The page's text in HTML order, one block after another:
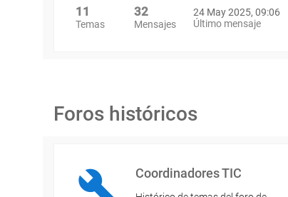
11
Temas
32
Mensajes
24 May 2025, 09:06
Último mensaje
Foros históricos
Coordinadores TIC